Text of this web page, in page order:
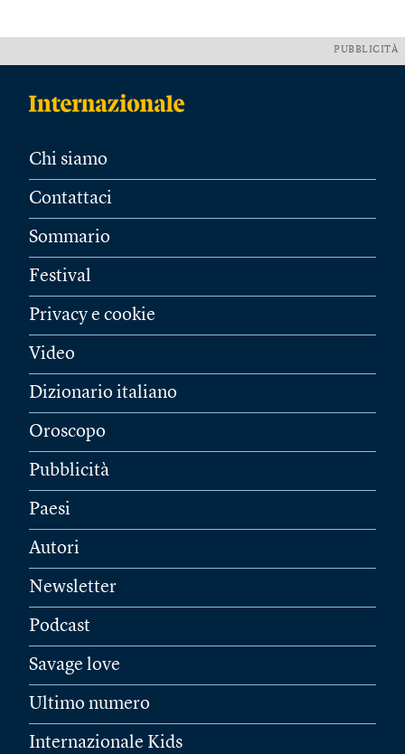
PUBBLICITÀ
Chi siamo
Contattaci
Sommario
Festival
Privacy e cookie
Video
Dizionario italiano
Oroscopo
Pubblicità
Paesi
Autori
Newsletter
Podcast
Savage love
Ultimo numero
Internazionale Kids